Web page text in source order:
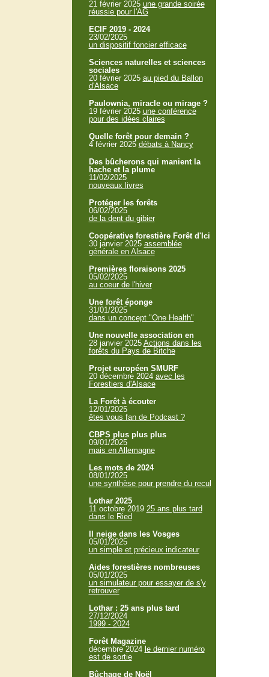
21 février 2025 une grande soirée
réussie pour l'AG
ECIF 2019 - 2024
23/02/2025
un dispositif foncier efficace
Sciences naturelles et sciences
sociales
20 février 2025 au pied du Ballon
d'Alsace
Paulownia, miracle ou mirage ?
19 février 2025 une conférence
pour des idées claires
Quelle forêt pour demain ?
4 février 2025 débats à Nancy
Des bûcherons qui manient la
hache et la plume
11/02/2025
nouveaux livres
Protéger les forêts
06/02/2025
de la dent du gibier
Coopérative forestière Forêt d'Ici
30 janvier 2025 assemblée
générale en Alsace
Premières floraisons 2025
05/02/2025
au coeur de l'hiver
Une forêt éponge
31/01/2025
dans un concept "One Health"
Une nouvelle association en
28 janvier 2025 Actions dans les
forêts du Pays de Bitche
Projet européen SMURF
20 décembre 2024 avec les
Forestiers d'Alsace
La Forêt à écouter
12/01/2025
êtes vous fan de Podcast ?
CBPS plus plus plus
09/01/2025
mais en Allemagne
Les mots de 2024
08/01/2025
une synthèse pour prendre du recul
Lothar 2025
11 octobre 2019 25 ans plus tard
dans le Ried
Il neige dans les Vosges
05/01/2025
un simple et précieux indicateur
Aides forestières nombreuses
05/01/2025
un simulateur pour essayer de s'y
retrouver
Lothar : 25 ans plus tard
27/12/2024
1999 - 2024
Forêt Magazine
décembre 2024 le dernier numéro
est de sortie
Bûchage de Noël